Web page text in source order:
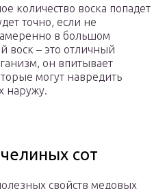
количество воска попадет
точно, если не
в большом
воск – это отличный
он впитывает
могут навредить
наружу.
сот
свойств медовых